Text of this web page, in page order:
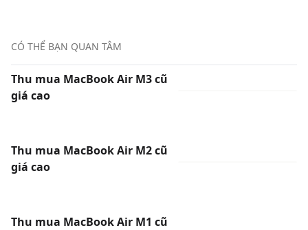
CÓ THỂ BẠN QUAN TÂM
Thu mua MacBook Air M3 cũ
giá cao
Thu mua MacBook Air M2 cũ
giá cao
Thu mua MacBook Air M1 cũ